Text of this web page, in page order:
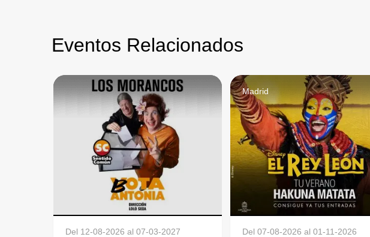
Eventos Relacionados
Del 12-08-2026 al07-03-2027
Madrid
Del07-08-2026 al01-11-2026